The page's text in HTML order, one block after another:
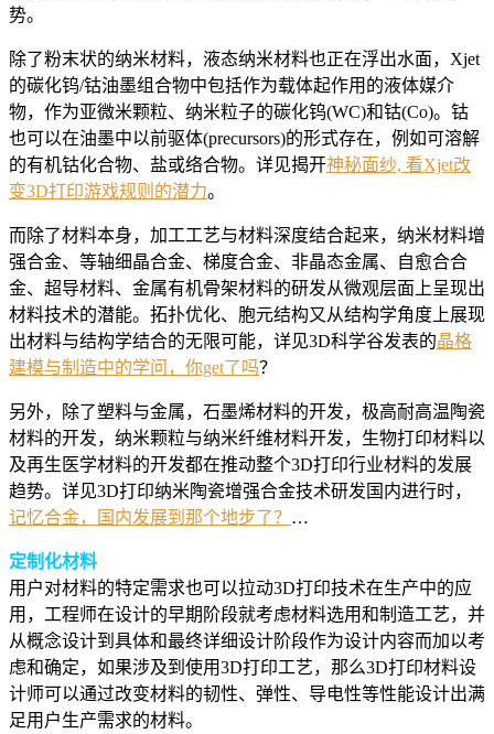
势。
除了粉末状的纳米材料，液态纳米材料也正在浮出水面，Xjet
的碳化钨/钴油墨组合物中包括作为载体起作用的液体媒介
物，作为亚微米颗粒、纳米粒子的碳化钨(WC)和钴(Co)。钴
也可以在油墨中以前驱体(precursors)的形式存在，例如可溶解
的有机钴化合物、盐或络合物。详见揭开神秘面纱, 看Xjet改
变3D打印游戏规则的潜力。
而除了材料本身，加工工艺与材料深度结合起来，纳米材料增
强合金、等轴细晶合金、梯度合金、非晶态金属、自愈合合
金、超导材料、金属有机骨架材料的研发从微观层面上呈现出
材料技术的潜能。拓扑优化、胞元结构又从结构学角度上展现
出材料与结构学结合的无限可能，详见3D科学谷发表的晶格
建模与制造中的学问，你get了吗？
另外，除了塑料与金属，石墨烯材料的开发，极高耐高温陶瓷
材料的开发，纳米颗粒与纳米纤维材料开发，生物打印材料以
及再生医学材料的开发都在推动整个3D打印行业材料的发展
趋势。详见3D打印纳米陶瓷增强合金技术研发国内进行时，
记忆合金，国内发展到那个地步了？ …
定制化材料
用户对材料的特定需求也可以拉动3D打印技术在生产中的应
用，工程师在设计的早期阶段就考虑材料选用和制造工艺，并
从概念设计到具体和最终详细设计阶段作为设计内容而加以考
虑和确定，如果涉及到使用3D打印工艺，那么3D打印材料设
计师可以通过改变材料的韧性、弹性、导电性等性能设计出满
足用户生产需求的材料。